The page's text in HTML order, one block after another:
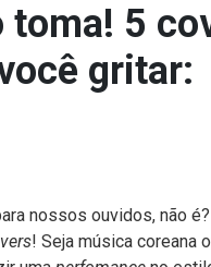
toma! 5
gritar:
nossos ouvidos, não
! Seja música coreana